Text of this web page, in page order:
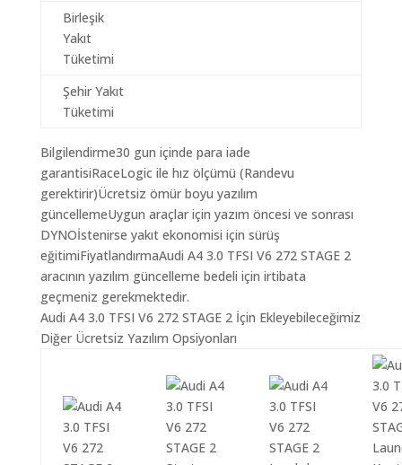
Birleşik
Yakıt
Tüketimi
Şehir Yakıt
Tüketimi
Bilgilendirme30 gun içinde para iade
garantisiRaceLogic ile hız ölçümü (Randevu
gerektirir)Ücretsiz ömür boyu yazılım
güncellemeUygun araçlar için yazım öncesi ve sonrası
DYNOİstenirse yakıt ekonomisi için sürüş
eğitimiFiyatlandırmaAudi A4 3.0 TFSI V6 272 STAGE 2
aracının yazılım güncelleme bedeli için irtibata
geçmeniz gerekmektedir.
Audi A4 3.0 TFSI V6 272 STAGE 2 İçin Ekleyebileceğimiz
Diğer Ücretsiz Yazılım Opsiyonları